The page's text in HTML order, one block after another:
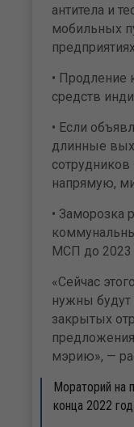
антитела и
мобильных
предприятиях.
• Продление
средств
• Если
длинные
сотрудников
напрямую,
• Заморозка
МСП до 2023
«Сейчас
нужны
закрытых
мэрию», —
Мораторий на
конца 2022